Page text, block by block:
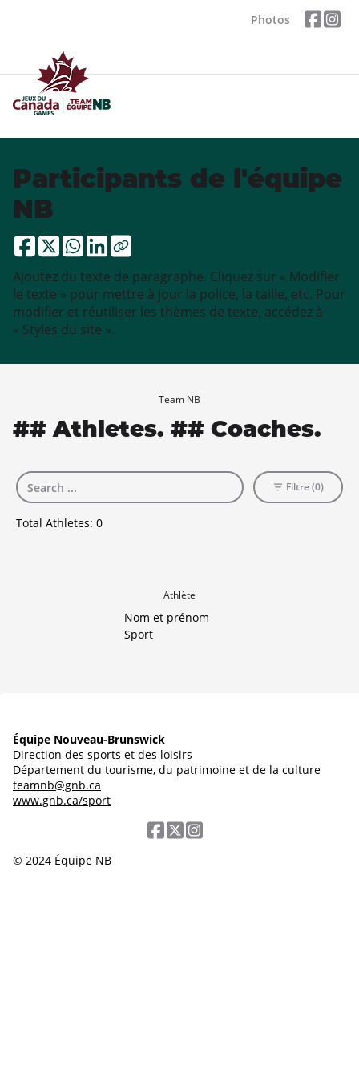
Photos
Participants de l'équipe
NB
Ajoutez du texte de paragraphe. Cliquez sur « Modifier
le texte » pour mettre à jour la police, la taille, etc. Pour
modifier et réutiliser les thèmes de texte, accédez à
« Styles du site ».
Team NB
## Athletes. ## Coaches.
Total Athletes: 0
Filtre (0)
Athlète
Nom et prénom
Sport
Équipe Nouveau-Brunswick
Direction des sports et des loisirs
Département du tourisme, du patrimoine et de la culture
teamnb@gnb.ca
www.gnb.ca/sport
© 2024 Équipe NB